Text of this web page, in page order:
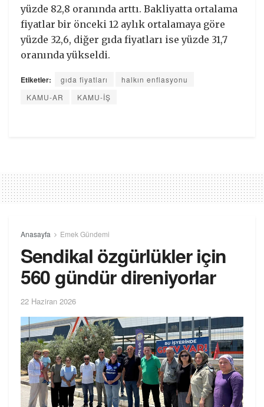
yüzde 82,8 oranında arttı. Bakliyatta ortalama
fiyatlar bir önceki 12 aylık ortalamaya göre
yüzde 32,6, diğer gıda fiyatları ise yüzde 31,7
oranında yükseldi.
Etiketler: gıda fiyatları
halkın enflasyonu
KAMU-AR
KAMU-İŞ
Anasayfa Emek Gündemi
Sendikal özgürlükler için
560 gündür direniyorlar
22 Haziran 2026